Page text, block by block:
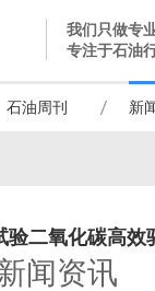
我们只做专
专注于石油
石油周刊 新
二氧化碳高效
闻资讯